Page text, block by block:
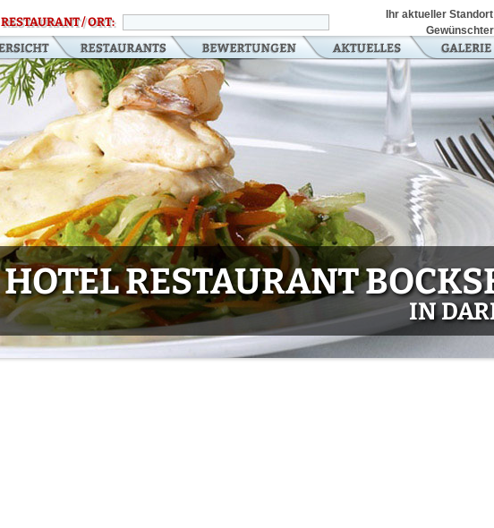
RESTAURANT / ORT:
Ihr aktueller Standort
HOTEL RESTAURANT
IN